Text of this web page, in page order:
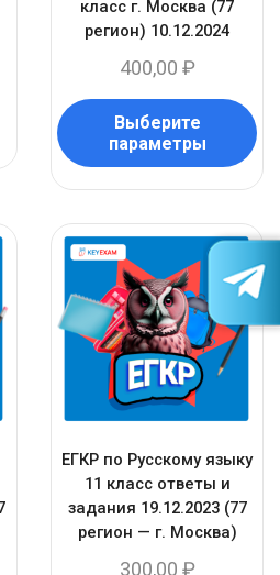
класс г. Москва (77
регион) 10.12.2024
400,00 ₽
Выберите
параметры
ЕГКР по Русскому языку
11 класс ответы и
задания 19.12.2023 (77
регион — г. Москва)
300,00 ₽